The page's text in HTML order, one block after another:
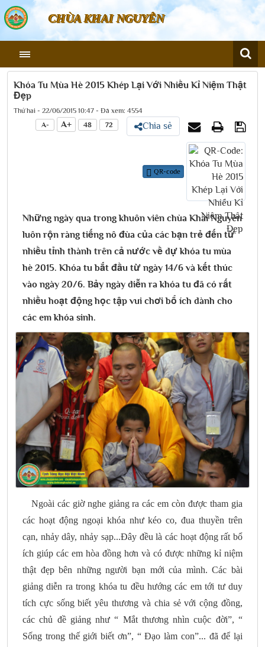
CHÙA KHAI NGUYÊN
Khóa Tu Mùa Hè 2015 Khép Lại Với Nhiều Kỉ Niệm Thật
Đẹp
Thứ hai - 22/06/2015 10:47 - Đã xem: 4554
A-
A+ 48 72 Chia sẻ
QR-code
Những ngày qua trong khuôn viên chùa Khai Nguyên
luôn rộn ràng tiếng nô đùa của các bạn trẻ đến từ
nhiều tỉnh thành trên cả nước về dự khóa tu mùa
hè 2015. Khóa tu bắt đầu từ ngày 14/6 và kết thúc
vào ngày 20/6. Bảy ngày diễn ra khóa tu đã có rất
nhiều hoạt động học tập vui chơi bổ ích dành cho
các em khóa sinh.
Ngoài các giờ nghe giảng ra các em còn được tham gia
các hoạt động ngoại khóa như kéo co, đua thuyền trên
cạn, nhảy dây, nhảy sạp...Đây đều là các hoạt động rất bổ
ích giúp các em hòa đồng hơn và có được những kỉ niệm
thật đẹp bên những người bạn mới của mình. Các bài
giảng diễn ra trong khóa tu đều hướng các em tới tư duy
tích cực sống biết yêu thương và chia sẻ với cộng đồng,
các chủ đề giảng như “ Mắt thương nhìn cuộc đời”, “
Sống trong thế giới biết ơn”, “ Đạo làm con”... đã để lại